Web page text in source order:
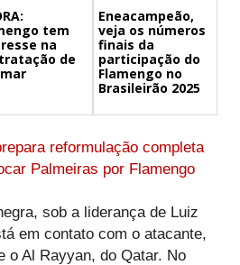
tem
na
de
Eneacampeão,
veja os números
finais da
participação do
Flamengo no
Brasileirão 2025
reformulação completa
Palmeiras por Flamengo
sob a liderança de Luiz
em contato com o atacante,
o Al Rayyan, do Qatar. No